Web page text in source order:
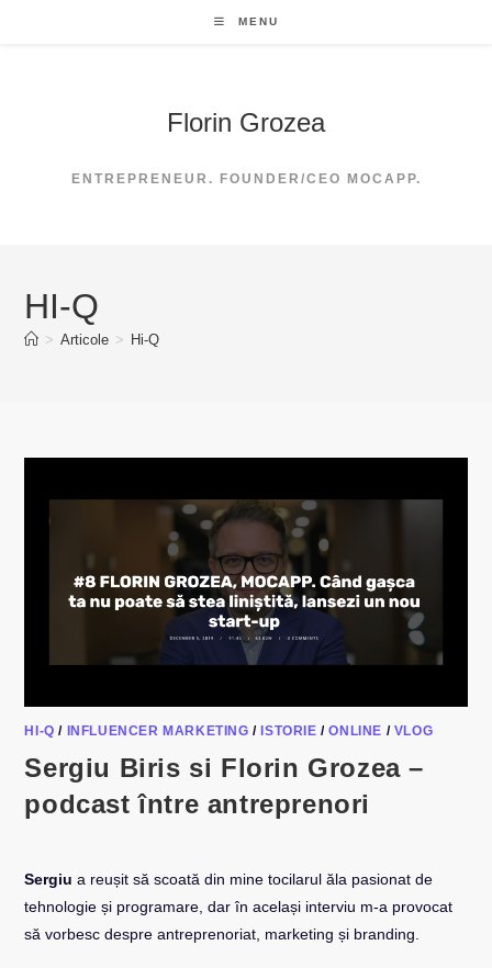
MENU
Florin Grozea
ENTREPRENEUR. FOUNDER/CEO MOCAPP.
HI-Q
> Articole > Hi-Q
HI-Q / INFLUENCER MARKETING /ISTORIE /ONLINE / VLOG
Sergiu Biris si Florin Grozea –
podcast între antreprenori
Sergiu a reușit să scoată din mine tocilarul ăla pasionat de
tehnologie și programare, dar în același interviu m-a provocat
să vorbesc despre antreprenoriat, marketing și branding.